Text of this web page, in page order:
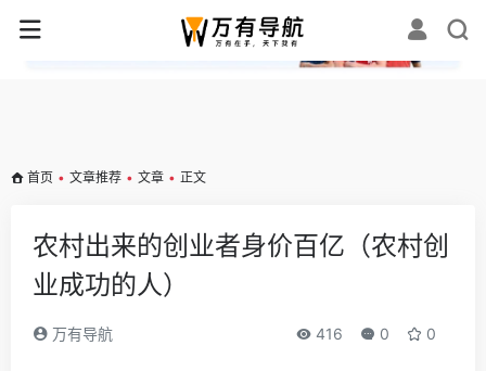
✕
首页 • 文章推荐 • 文章 • 正文
农村出来的创业者身价百亿（农村创
业成功的人）
万有导航 416 0 0